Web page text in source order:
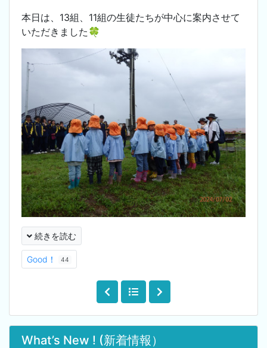
本日は、13組、11組の生徒たちが中心に案内させて
いただきました🍀
続きを読む
Good！ 44
What’s New ! (新着情報）